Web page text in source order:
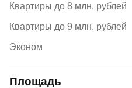
Квартиры до 8 млн. рублей
Квартиры до 9 млн. рублей
Эконом
Площадь